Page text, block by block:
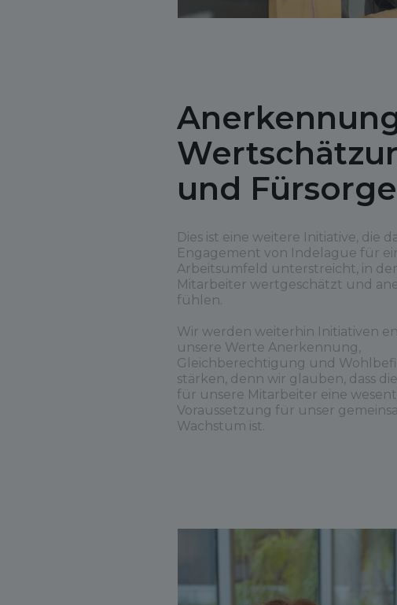
und Fürsorge
Dies ist eine weitere Initiative, die
Engagement von Indelague für
Arbeitsumfeld unterstreicht, in
Mitarbeiter wertgeschätzt und
fühlen.
Wir werden weiterhin Initiativen
unsere Werte Anerkennung,
Gleichberechtigung und
stärken, denn wir glauben, dass
für unsere Mitarbeiter eine
Voraussetzung für unser
Wachstum ist.